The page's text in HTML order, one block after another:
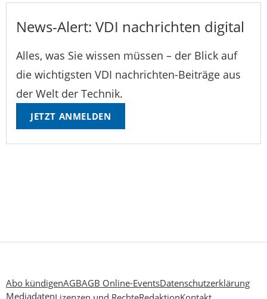
News-Alert: VDI nachrichten digital
Alles, was Sie wissen müssen – der Blick auf
die wichtigsten VDI nachrichten-Beiträge aus
der Welt der Technik.
JETZT ANMELDEN
Abo kündigenAGBAGB Online-EventsDatenschutzerklärung
Mediadaten